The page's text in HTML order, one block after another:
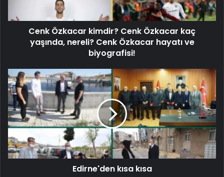
Cenk Özkacar kimdir? Cenk Özkacar kaç
yaşında, nereli? Cenk Özkacar hayatı ve
biyografisi!
Edirne'den kısa kısa